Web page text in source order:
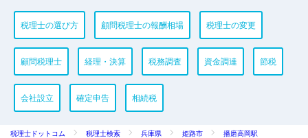
税理士の選び方 顧問税理士の報酬相場 税理士の変更
顧問税理士 経理・決算 税務調査 資金調達 節税
会社設立 確定申告 相続税
税理士ドットコム 税理士検索 兵庫県 姫路市
播磨高岡駅